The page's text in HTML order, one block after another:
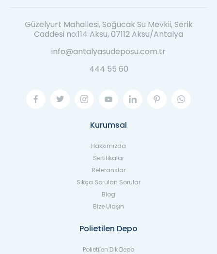
Güzelyurt Mahallesi, Soğucak Su Mevkii, Serik
Caddesi no:114 Aksu, 07112 Aksu/Antalya
info@antalyasudeposu.com.tr
444 55 60
Kurumsal
Hakkımızda
Sertifikalar
Referanslar
Sıkça Sorulan Sorular
Blog
Bize Ulaşın
Polietilen Depo
Polietilen Dik Depo